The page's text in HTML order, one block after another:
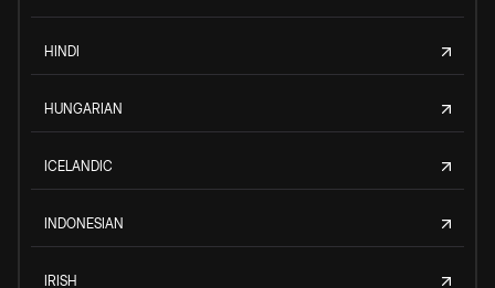
HINDI
HUNGARIAN
ICELANDIC
INDONESIAN
IRISH